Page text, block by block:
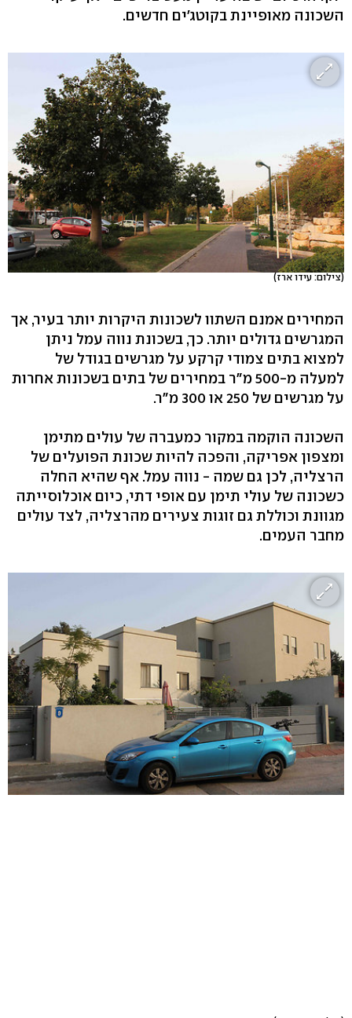
השכונה מאופיינת בקוטג'ים חדשים.
(צילום: עידו ארז)
המחירים אמנם השתוו לשכונות היקרות יותר בעיר, אך
המגרשים גדולים יותר. כך, בשכונת נווה עמל ניתן
למצוא בתים צמודי קרקע על מגרשים בגודל של
למעלה מ-500 מ"ר במחירים של בתים בשכונות אחרות
על מגרשים של 250 או 300 מ"ר.
השכונה הוקמה במקור כמעברה של עולים מתימן
ומצפון אפריקה, והפכה להיות שכונת הפועלים של
הרצליה, לכן גם שמה - נווה עמל. אף שהיא החלה
כשכונה של עולי תימן עם אופי דתי, כיום אוכלוסייתה
מגוונת וכוללת גם זוגות צעירים מהרצליה, לצד עולים
מחבר העמים.